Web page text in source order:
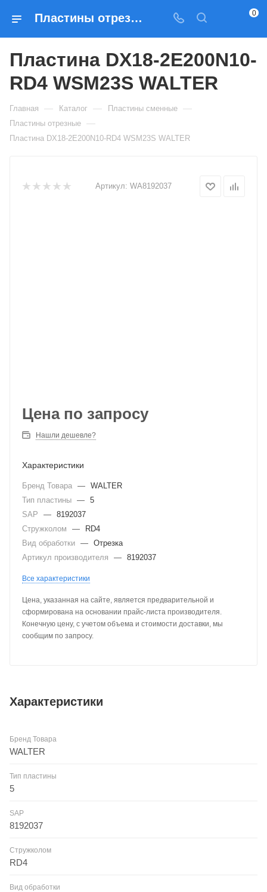
Пластины отрезные Пластина DX18-2E200N10-RD4 WSM23S WALTER — купить по выгодным ценам в Москве 0
Пластина DX18-2E200N10-
RD4 WSM23S WALTER
Главная — Каталог — Пластины сменные —
Пластины отрезные —
Пластина DX18-2E200N10-RD4 WSM23S WALTER
Артикул: WA8192037
Цена по запросу
Нашли дешевле?
Характеристики
Бренд Товара — WALTER
Тип пластины — 5
SAP
— 8192037
Стружколом
—
RD4
Вид обработки — Отрезка
Артикул производителя
— 8192037
Все характеристики
Цена, указанная на сайте, является предварительной и
сформирована на основании прайс-листа производителя.
Конечную цену, с учетом объема и стоимости доставки, мы
сообщим по запросу.
Характеристики
Бренд Товара
WALTER
Тип пластины
5
SAP
8192037
Стружколом
RD4
Вид обработки